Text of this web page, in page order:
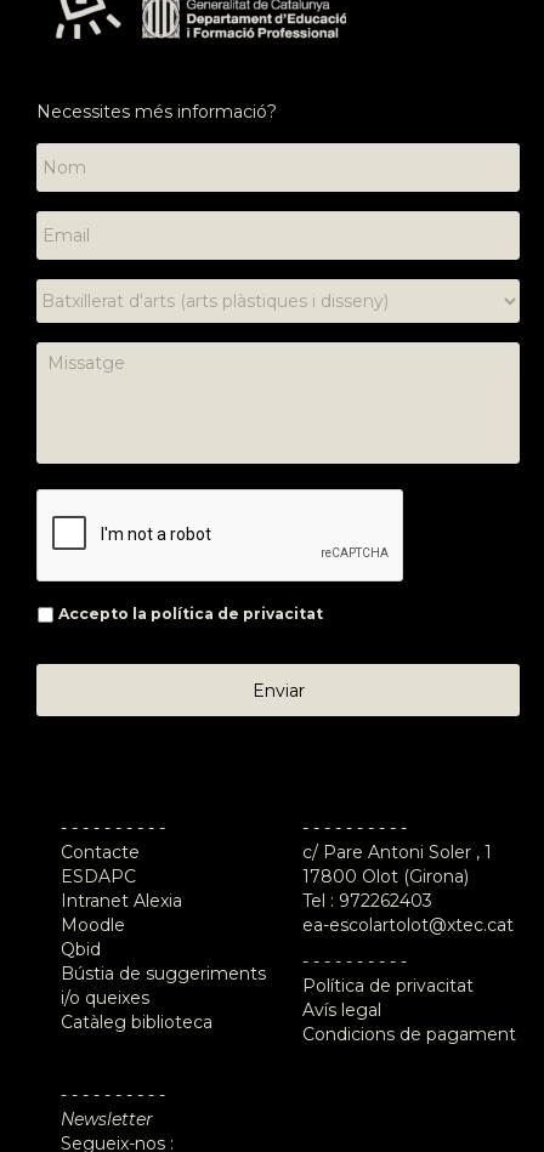
Necessites més informació?
Accepto la política de privacitat
- - - - - - - - - -
Contacte
ESDAPC
Intranet Alexia
Moodle
Qbid
Bústia de suggeriments
i/o queixes
Catàleg biblioteca
- - - - - - - - - -
Newsletter
Segueix-nos :
- - - - - - - - - -
c/ Pare Antoni Soler , 1
17800 Olot (Girona)
Tel : 972262403
ea-escolartolot@xtec.cat
- - - - - - - - - -
Política de privacitat
Avís legal
Condicions de pagament